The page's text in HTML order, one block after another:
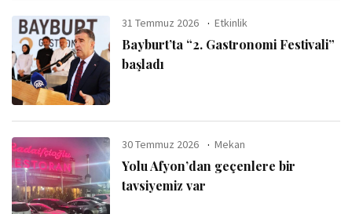
31 Temmuz 2026 Etkinlik
Bayburt’ta “2. Gastronomi Festivali”
başladı
30 Temmuz 2026 Mekan
Yolu Afyon’dan geçenlere bir
tavsiyemiz var